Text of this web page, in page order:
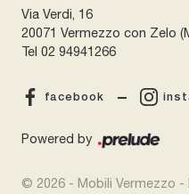
Via Verdi, 16
20071 Vermezzo con Zelo
Tel 02 94941266
facebook
Powered by
© 2026 - Mobili Vermezzo -